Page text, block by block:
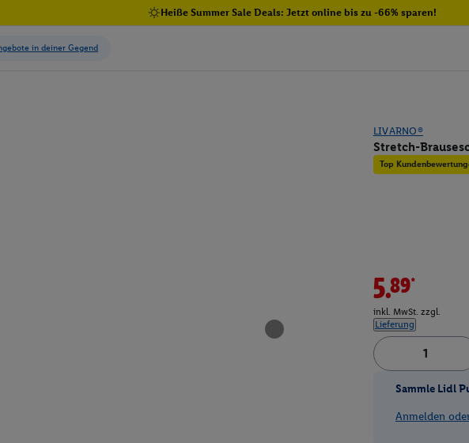
Heiße Summer Sale Deals: Jetzt online bis zu -66% sparen!
LIVARNO®
Stretch-
Top
5.89*
inkl. MwSt. zzgl.
Lieferung
Sammle Lidl
Anmelden